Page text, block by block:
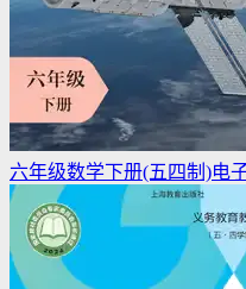
六年级数学下册(五四制)电